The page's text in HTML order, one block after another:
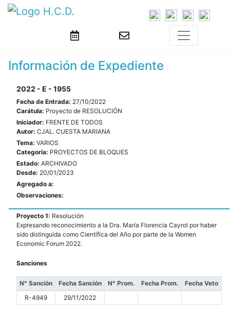
Información de Expediente
2022 - E - 1955
Fecha de Entrada: 27/10/2022
Carátula: Proyecto de RESOLUCIÓN
Iniciador: FRENTE DE TODOS
Autor: CJAL. CUESTA MARIANA
Tema: VARIOS
Categoría: PROYECTOS DE BLOQUES
Estado: ARCHIVADO
Desde: 20/01/2023
Agregado a:
Observaciones:
Proyecto 1: Resolución
Expresando reconocimiento a la Dra. María Florencia Cayrol por haber
sido distinguida como Científica del Año por parte de la Women
Economic Forum 2022.
Sanciones
N° Sanción Fecha Sanción N° Prom. Fecha Prom.
Fecha Veto
R-4949
29/11/2022